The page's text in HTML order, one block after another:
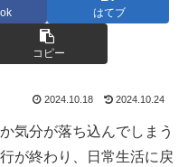
はてブ
コピー
2024.10.18 2024.10.24
気分が落ち込んでしまう
が終わり、日常生活に戻